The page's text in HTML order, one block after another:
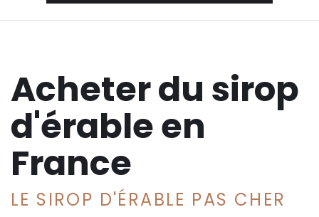
Acheter du sirop
d'érable en
France
LE SIROP D'ÉRABLE PAS CHER